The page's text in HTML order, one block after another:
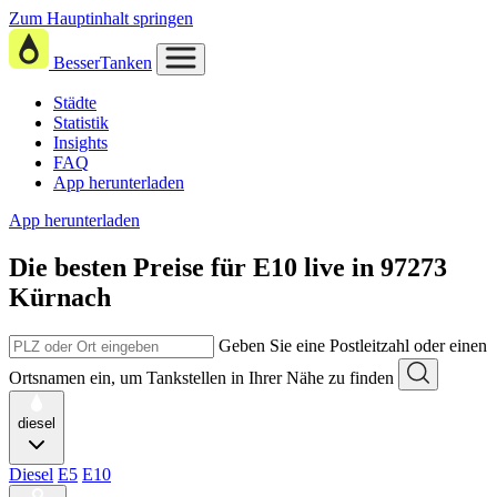
Zum Hauptinhalt springen
BesserTanken
Städte
Statistik
Insights
FAQ
App herunterladen
App herunterladen
Die besten Preise für E10 live in 97273
Kürnach
Geben Sie eine Postleitzahl oder einen
Ortsnamen ein, um Tankstellen in Ihrer Nähe zu finden
diesel
Diesel E5 E10